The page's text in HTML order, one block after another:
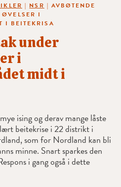
| NSR |AVBØTENDE
I
I BEITEKRISA
under
i
midt i
ising og derav mange låste
beitekrise i 22 distrikt i
som for Nordland kan bli
minne. Snart sparkes den
i gang også i dette